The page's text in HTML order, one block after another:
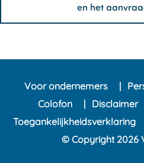
en het
Voor ondernemers
Colofon
Disclaimer
Toegankelijkheidsverklaring
© Copyright 2026